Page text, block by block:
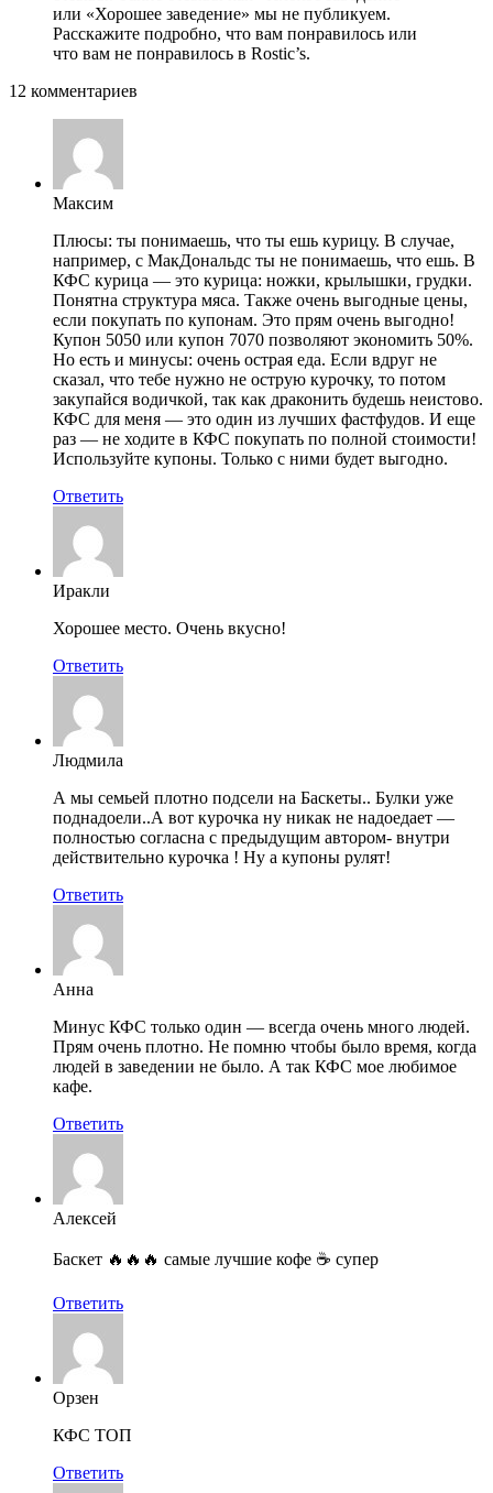
или «Хорошее заведение» мы не публикуем.
Расскажите подробно, что вам понравилось или
что вам не понравилось в Rostic’s.
12 комментариев
Максим
Плюсы: ты понимаешь, что ты ешь курицу. В случае,
например, с МакДональдс ты не понимаешь, что ешь. В
КФС курица — это курица: ножки, крылышки, грудки.
Понятна структура мяса. Также очень выгодные цены,
если покупать по купонам. Это прям очень выгодно!
Купон 5050 или купон 7070 позволяют экономить 50%.
Но есть и минусы: очень острая еда. Если вдруг не
сказал, что тебе нужно не острую курочку, то потом
закупайся водичкой, так как драконить будешь неистово.
КФС для меня — это один из лучших фастфудов. И еще
раз — не ходите в КФС покупать по полной стоимости!
Используйте купоны. Только с ними будет выгодно.
Ответить
Иракли
Хорошее место. Очень вкусно!
Ответить
Людмила
А мы семьей плотно подсели на Баскеты.. Булки уже
поднадоели..А вот курочка ну никак не надоедает —
полностью согласна с предыдущим автором- внутри
действительно курочка ! Ну а купоны рулят!
Ответить
Анна
Минус КФС только один — всегда очень много людей.
Прям очень плотно. Не помню чтобы было время, когда
людей в заведении не было. А так КФС мое любимое
кафе.
Ответить
Алексей
Баскет 🔥🔥🔥 самые лучшие кофе ☕ супер
Ответить
Орзен
КФС ТОП
Ответить